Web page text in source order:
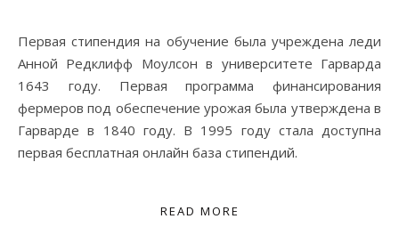
Первая стипендия на обучение была учреждена леди
Анной Редклифф Моулсон в университете Гарварда
1643 году. Первая программа финансирования
фермеров под обеспечение урожая была утверждена в
Гарварде в 1840 году. В 1995 году стала доступна
первая бесплатная онлайн база стипендий.
READ MORE